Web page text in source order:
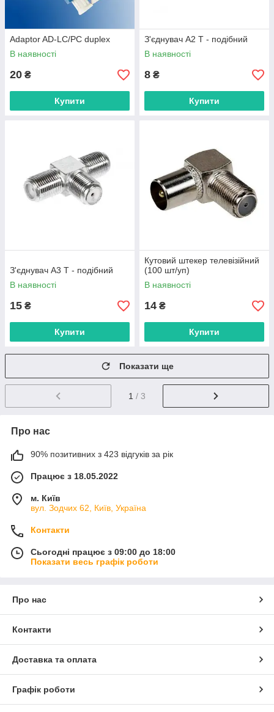
Adaptor AD-LC/PC duplex
В наявності
20 ₴
Купити
З'єднувач А2 Т - подібний
В наявності
8 ₴
Купити
З'єднувач А3 Т - подібний
В наявності
15 ₴
Купити
Кутовий штекер телевізійний
(100 шт/уп)
В наявності
14 ₴
Купити
Показати ще
1 / 3
Про нас
90% позитивних з 423 відгуків за рік
Працює з 18.05.2022
м. Київ
вул. Зодчих 62, Київ, Україна
Контакти
Сьогодні працює з 09:00 до 18:00
Показати весь графік роботи
Про нас
Контакти
Доставка та оплата
Графік роботи